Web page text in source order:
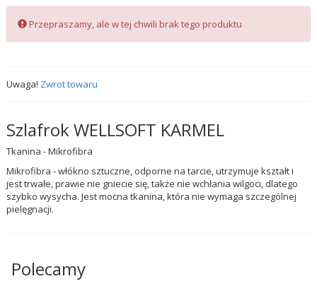
Przepraszamy, ale w tej chwili brak tego produktu
Uwaga! Zwrot towaru
Szlafrok WELLSOFT KARMEL
Tkanina - Mikrofibra
Mikrofibra - włókno sztuczne, odporne na tarcie, utrzymuje kształt i
jest trwałe, prawie nie gniecie się, także nie wchłania wilgoci, dlatego
szybko wysycha. Jest mocna tkanina, która nie wymaga szczególnej
pielęgnacji.
Polecamy